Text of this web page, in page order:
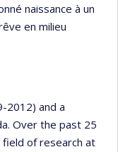
naissance à un
en milieu
2012) and a
Over the past 25
field of research at